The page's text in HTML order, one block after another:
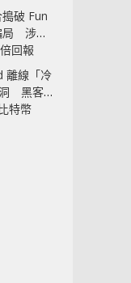
破 Fun
局 涉款
回報
離線「冷
黑客已
特幣